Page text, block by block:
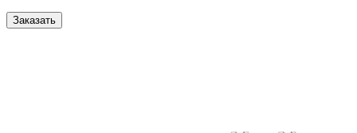
Заказать